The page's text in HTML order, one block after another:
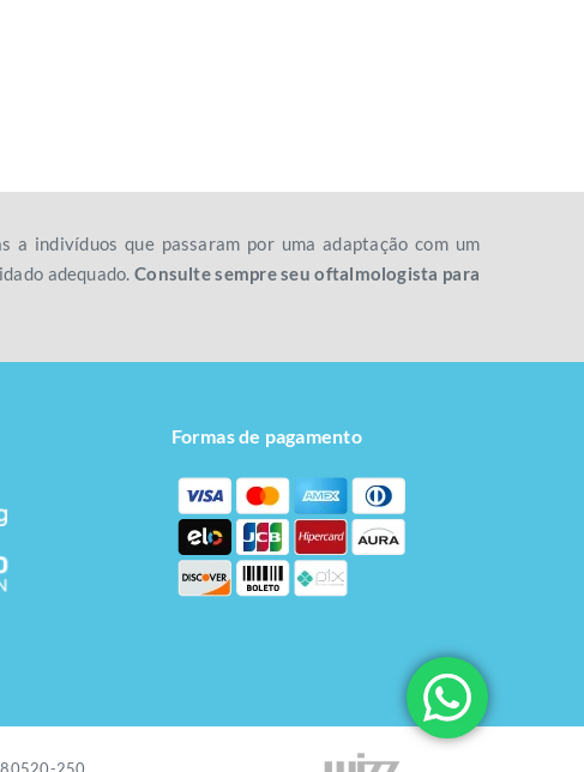
indivíduos que passaram por uma adaptação com um
adequado.Consulte sempre seu oftalmologista para
Formas de pagamento